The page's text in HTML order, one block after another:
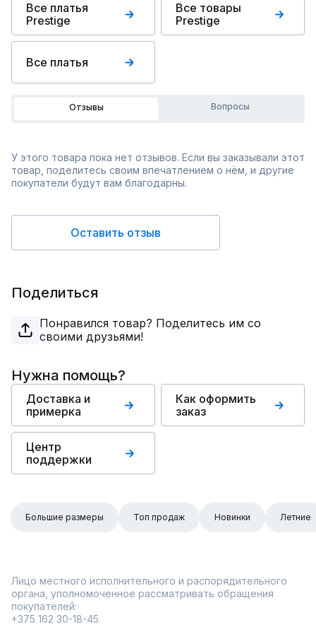
Все платья
Prestige
Все товары
Prestige
Все платья
Отзывы Вопросы
У этого товара пока нет отзывов. Если вы заказывали этот
товар, поделитесь своим впечатлением о нём, и другие
покупатели будут вам благодарны.
Оставить отзыв
Поделиться
Понравился товар? Поделитесь им со
своими друзьями!
Нужна помощь?
Доставка и
примерка
Как оформить
заказ
Центр
поддержки
Большие размеры Топ продаж Новинки Летние
Лицо местного исполнительного и распорядительного
органа, уполномоченное рассматривать обращения
покупателей:
+375 162 30-18-45